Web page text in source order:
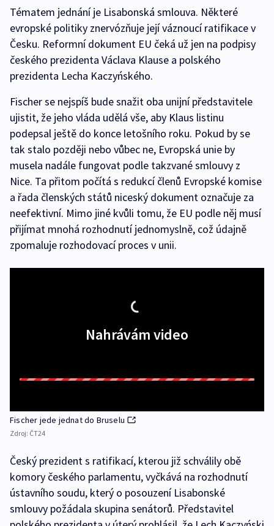
Tématem jednání je Lisabonská smlouva. Některé
evropské politiky znervózňuje její váznoucí ratifikace v
Česku. Reformní dokument EU čeká už jen na podpisy
českého prezidenta Václava Klause a polského
prezidenta Lecha Kaczyńského.
Fischer se nejspíš bude snažit oba unijní představitele
ujistit, že jeho vláda udělá vše, aby Klaus listinu
podepsal ještě do konce letošního roku. Pokud by se
tak stalo později nebo vůbec ne, Evropská unie by
musela nadále fungovat podle takzvané smlouvy z
Nice. Ta přitom počítá s redukcí členů Evropské komise
a řada členských států niceský dokument označuje za
neefektivní. Mimo jiné kvůli tomu, že EU podle něj musí
přijímat mnohá rozhodnutí jednomyslně, což údajně
zpomaluje rozhodovací proces v unii.
Nahrávám video
Fischer jede jednat do Bruselu
Zdroj: ČT24
Český prezident s ratifikací, kterou již schválily obě
komory českého parlamentu, vyčkává na rozhodnutí
ústavního soudu, který o posouzení Lisabonské
smlouvy požádala skupina senátorů. Představitel